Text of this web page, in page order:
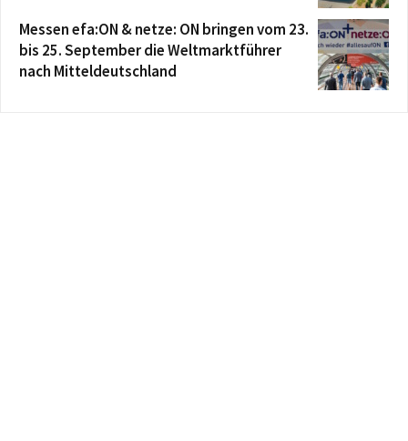
Messen efa:ON & netze: ON bringen vom 23.
bis 25. September die Weltmarktführer
nach Mitteldeutschland